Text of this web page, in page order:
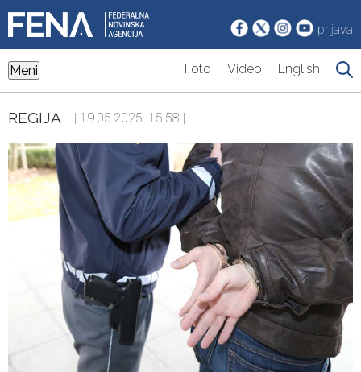
prijava
Meni Foto Video English
REGIJA | 19.05.2025. 15:58 |